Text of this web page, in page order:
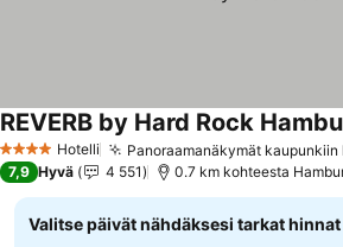
4 Tähtiluokitus
Hotelli Panoraamanäkymät kaupunkiin
REVERB by Hard Rock
7,9 Hyvä 4 551 0.7 km kohteesta
Valitse päivät nähdäksesi tarkat hinnat